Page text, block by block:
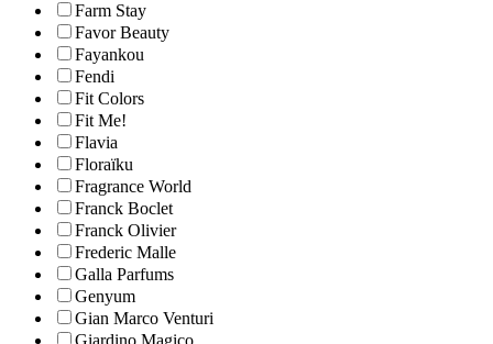
Farm Stay
Favor Beauty
Fayankou
Fendi
Fit Colors
Fit Me!
Flavia
Floraïku
Fragrance World
Franck Boclet
Franck Olivier
Frederic Malle
Galla Parfums
Genyum
Gian Marco Venturi